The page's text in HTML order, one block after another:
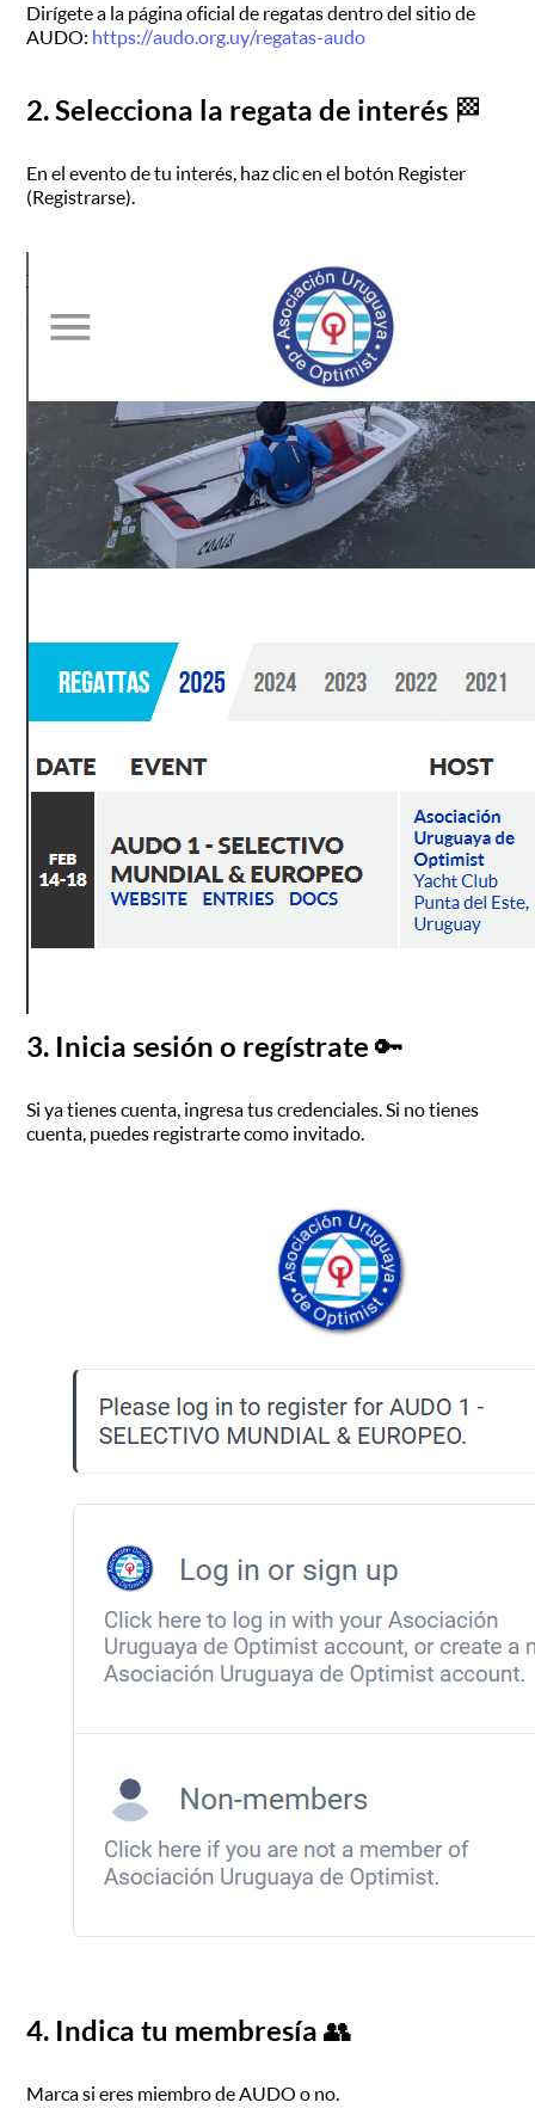
Dirígete a la página oficial de regatas dentro del sitio de
AUDO: https://audo.org.uy/regatas-audo
2. Selecciona la regata de interés 🏁
En el evento de tu interés, haz clic en el botón Register
(Registrarse).
3. Inicia sesión o regístrate 🔑
Si ya tienes cuenta, ingresa tus credenciales. Si no tienes
cuenta, puedes registrarte como invitado.
4. Indica tu membresía 👥
Marca si eres miembro de AUDO o no.